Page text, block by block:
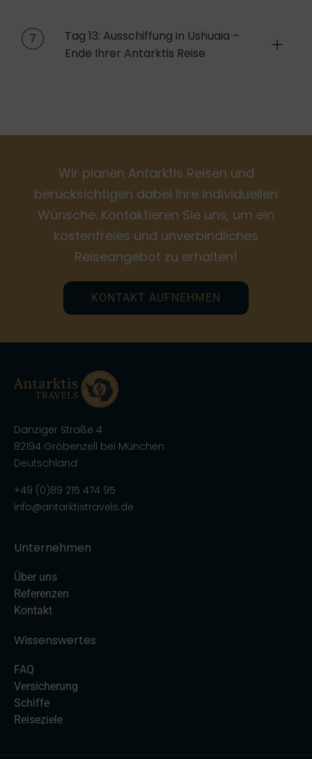
7
Tag 13: Ausschiffung in Ushuaia –
Ende Ihrer Antarktis Reise
Wir planen Antarktis Reisen und
berücksichtigen dabei Ihre individuellen
Wünsche. Kontaktieren Sie uns, um ein
kostenfreies und unverbindliches
Reiseangebot zu erhalten!
KONTAKT AUFNEHMEN
Danziger Straße 4
82194 Gröbenzell bei München
Deutschland
+49 (0)89 215 474 95
info@antarktistravels.de
Unternehmen
Über uns
Referenzen
Kontakt
Wissenswertes
FAQ
Versicherung
Schiffe
Reiseziele